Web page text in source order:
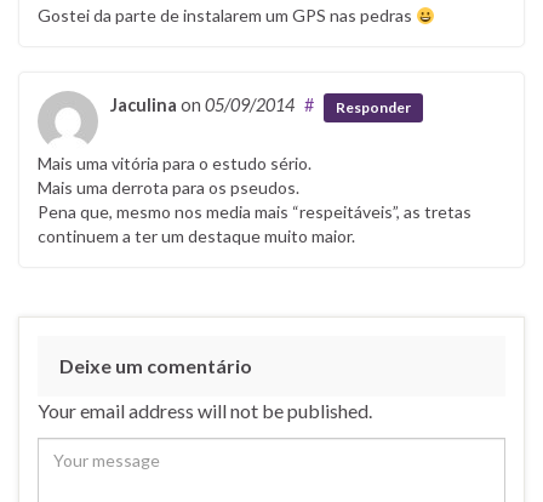
Gostei da parte de instalarem um GPS nas pedras
Jaculina on 05/09/2014 # Responder
Mais uma vitória para o estudo sério.
Mais uma derrota para os pseudos.
Pena que, mesmo nos media mais “respeitáveis”, as tretas
continuem a ter um destaque muito maior.
Deixe um comentário
Your email address will not be published.